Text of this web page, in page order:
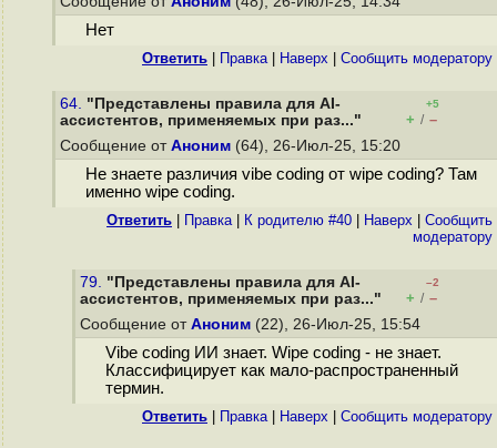
Нет
Ответить Правка| Наверх Cообщить модератору
64. "Представлены правила для AI-
ассистентов, применяемых при раз..."
+5
+ / –
Сообщение от Аноним (64), 26-Июл-25, 15:20
Не знаете различия vibe coding от wipe coding? Там
именно wipe coding.
Ответить Правка| К родителю #40 Наверх
Cообщить
модератору
79. "Представлены правила для AI-
ассистентов, применяемых при раз..."
–2
+ / –
Сообщение от Аноним (22), 26-Июл-25, 15:54
Vibe coding ИИ знает. Wipe coding - не знает.
Классифицирует как мало-распространенный
термин.
Ответить Правка| Наверх Cообщить модератору